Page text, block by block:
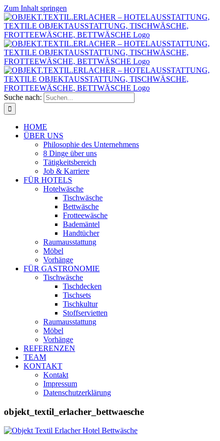
Zum Inhalt springen
Suche nach:
HOME
ÜBER UNS
Philosophie des Unternehmens
8 Dinge über uns
Tätigkeitsbereich
Job & Karriere
FÜR HOTELS
Hotelwäsche
Tischwäsche
Bettwäsche
Frotteewäsche
Bademäntel
Handtücher
Raumausstattung
Möbel
Vorhänge
FÜR GASTRONOMIE
Tischwäsche
Tischdecken
Tischsets
Tischkultur
Stoffservietten
Raumausstattung
Möbel
Vorhänge
REFERENZEN
TEAM
KONTAKT
Kontakt
Impressum
Datenschutzerklärung
objekt_textil_erlacher_bettwaesche